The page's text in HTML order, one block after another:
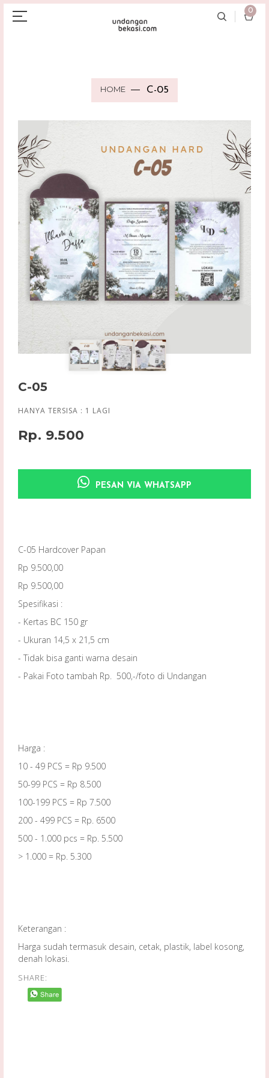
0
HOME C-05
C-05
HANYA TERSISA : 1 LAGI
Rp. 9.500
PESAN VIA WHATSAPP
C-05 Hardcover Papan
Rp 9.500,00
Rp 9.500,00
Spesifikasi :
- Kertas BC 150 gr
- Ukuran 14,5 x 21,5 cm
- Tidak bisa ganti warna desain
- Pakai Foto tambah Rp. 500,-/foto di Undangan
Harga :
10 - 49 PCS = Rp 9.500
50-99 PCS = Rp 8.500
100-199 PCS = Rp 7.500
200 - 499 PCS = Rp. 6500
500 - 1.000 pcs = Rp. 5.500
> 1.000 = Rp. 5.300
Keterangan :
Harga sudah termasuk desain, cetak, plastik, label kosong,
denah lokasi.
SHARE: